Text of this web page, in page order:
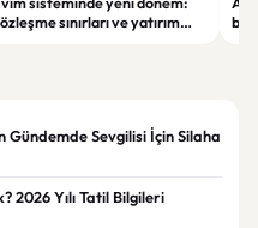
sınırları ve yatırım
Gündemde Sevgilisi İçin Silaha
2026 Yılı Tatil Bilgileri